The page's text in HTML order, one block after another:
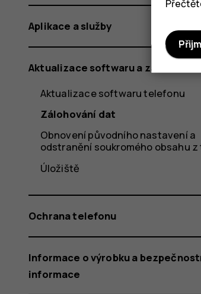
Aplikace a služby
Aktualizace softwaru a zálohování
Aktualizace softwaru telefonu
Zálohování dat
Obnovení původního nastavení a
odstranění soukromého obsahu
Úložiště
Ochrana telefonu
Informace o výrobku a
informace